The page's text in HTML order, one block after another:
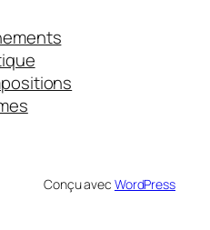
Conçu avec WordPress